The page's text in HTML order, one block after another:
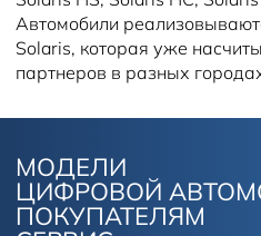
Автомобили
Solaris, которая уже
партнеров в разных
МОДЕЛИ
ЦИФРОВОЙ
ПОКУПАТЕЛЯМ